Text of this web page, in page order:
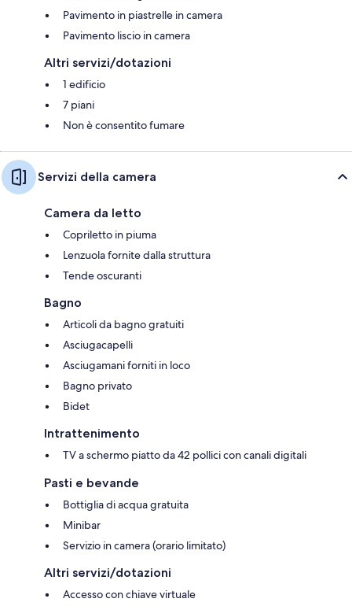
Pavimento in piastrelle in camera
Pavimento liscio in camera
Altri servizi/dotazioni
1 edificio
7 piani
Non è consentito fumare
Servizi della camera
Camera da letto
Copriletto in piuma
Lenzuola fornite dalla struttura
Tende oscuranti
Bagno
Articoli da bagno gratuiti
Asciugacapelli
Asciugamani forniti in loco
Bagno privato
Bidet
Intrattenimento
TV a schermo piatto da 42 pollici con canali digitali
Pasti e bevande
Bottiglia di acqua gratuita
Minibar
Servizio in camera (orario limitato)
Altri servizi/dotazioni
Accesso con chiave virtuale